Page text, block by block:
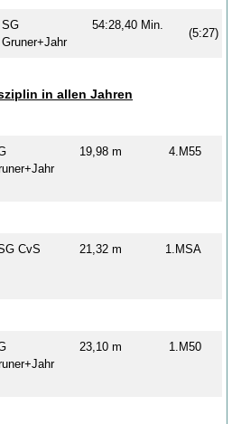
SG
Gruner+Jahr
54:28,40 Min.
(5:27)
in allen Jahren
19,98 m 4.M55
CvS 21,32 m 1.MSA
23,10 m 1.M50